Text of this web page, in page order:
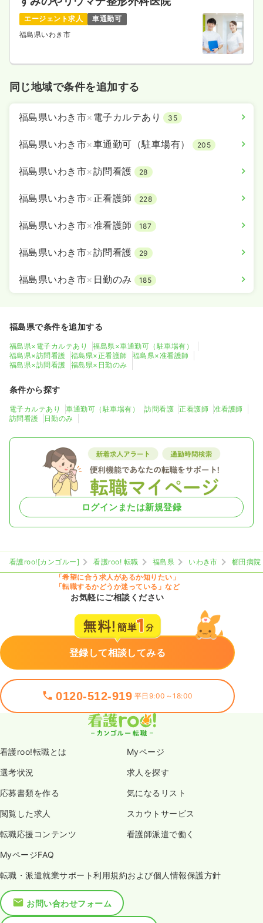
エージェント求人
車通勤可
福島県いわき市
同じ地域で条件を追加する
福島県いわき市× 電子カルテあり 35
福島県いわき市×車通勤可（駐車場有） 205
福島県いわき市×訪問看護 28
福島県いわき市× 正看護師 228
福島県いわき市×准看護師 187
福島県いわき市×訪問看護 29
福島県いわき市× 日勤のみ 185
福島県で条件を追加する
福島県×電子カルテあり
福島県×車通勤可（駐車場有）
福島県×訪問看護
福島県×正看護師
福島県×准看護師
福島県×訪問看護
福島県×日勤のみ
条件から探す
電子カルテあり 車通勤可（駐車場有） 訪問看護 正看護師
准看護師
訪問看護
日勤のみ
ログインまたは新規登録
看護roo![カンゴルー] 看護roo! 転職 福島県 いわき市
櫛田病院
「希望に合う求人があるか知りたい」
「転職するかどうか迷っている」など
お気軽にご相談ください
登録して相談してみる
0120-512-919 平日9:00～18:00
看護roo!転職とは Myページ
選考状況 求人を探す
応募書類を作る 気になるリスト
閲覧した求人 スカウトサービス
転職応援コンテンツ 看護師派遣で働く
MyページFAQ
転職・派遣就業サポート利用規約および個人情報保護方針
お問い合わせフォーム